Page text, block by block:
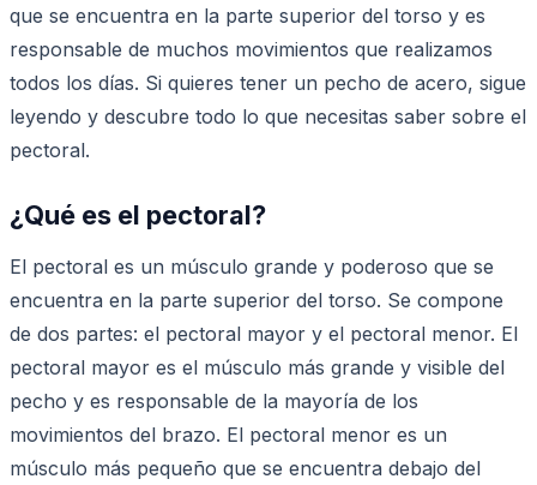
que se encuentra en la parte superior del torso y es
responsable de muchos movimientos que realizamos
todos los días. Si quieres tener un pecho de acero, sigue
leyendo y descubre todo lo que necesitas saber sobre el
pectoral.
¿Qué es el pectoral?
El pectoral es un músculo grande y poderoso que se
encuentra en la parte superior del torso. Se compone
de dos partes: el pectoral mayor y el pectoral menor. El
pectoral mayor es el músculo más grande y visible del
pecho y es responsable de la mayoría de los
movimientos del brazo. El pectoral menor es un
músculo más pequeño que se encuentra debajo del